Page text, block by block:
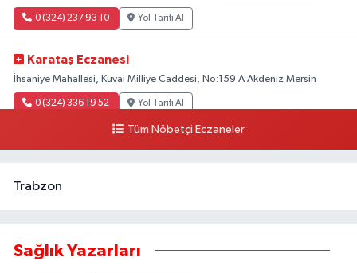
0 (324) 237 93 10 Yol Tarifi Al
Karataş Eczanesi
İhsaniye Mahallesi, Kuvai Milliye Caddesi, No:159 A Akdeniz Mersin
0 (324) 336 19 52 Yol Tarifi Al
Tüm Nöbetçi Eczaneler
Trabzon
Sağlık Yazarları